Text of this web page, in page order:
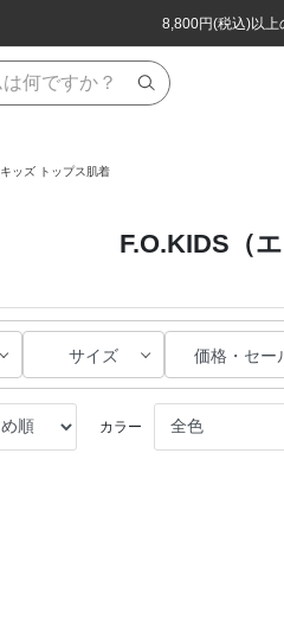
8,800円(税込)以上
ほぼ全品半額！！8/
8,800円(税込)以上
ほぼ全品半額！！8/
キッズ トップス肌着
F.O.KIDS（
サイズ 価格・セー
カラー